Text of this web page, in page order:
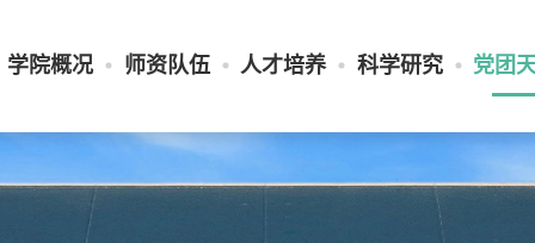
学院概况 师资队伍 人才培养 科学研究 党团